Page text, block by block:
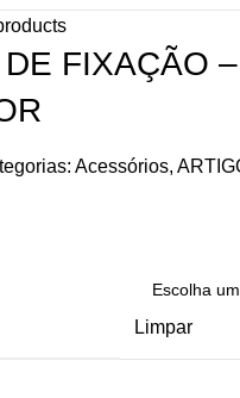
FIXAÇÃO
Acessórios,
Limpar